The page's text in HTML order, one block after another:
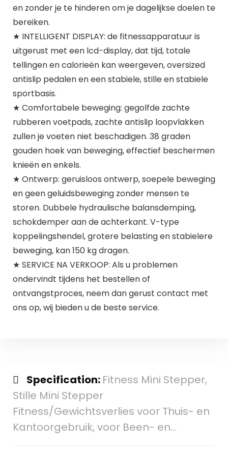
en zonder je te hinderen om je dagelijkse doelen te
bereiken.
★ INTELLIGENT DISPLAY: de fitnessapparatuur is
uitgerust met een lcd-display, dat tijd, totale
tellingen en calorieën kan weergeven, oversized
antislip pedalen en een stabiele, stille en stabiele
sportbasis.
★ Comfortabele beweging: gegolfde zachte
rubberen voetpads, zachte antislip loopvlakken
zullen je voeten niet beschadigen. 38 graden
gouden hoek van beweging, effectief beschermen
knieën en enkels.
★ Ontwerp: geruisloos ontwerp, soepele beweging
en geen geluidsbeweging zonder mensen te
storen. Dubbele hydraulische balansdemping,
schokdemper aan de achterkant. V-type
koppelingshendel, grotere belasting en stabielere
beweging, kan 150 kg dragen.
★ SERVICE NA VERKOOP: Als u problemen
ondervindt tijdens het bestellen of
ontvangstproces, neem dan gerust contact met
ons op, wij bieden u de beste service.
Specification: Fitness Mini Stepper,
Stille Mini Stepper
Fitness/Gewichtsverlies voor Thuis- en
Kantoorgebruik, voor Been- en…